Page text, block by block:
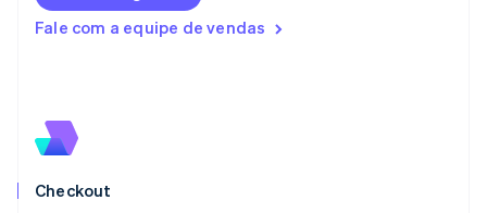
Fale com a equipe de vendas
Checkout
Lituânia
English
English
Malta
México